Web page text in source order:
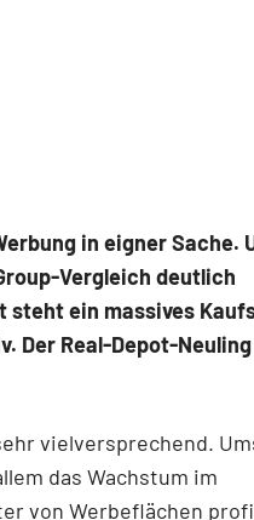
in eigner Sache.
Vergleich deutlich
ein massives
Der Real-Depot-
vielversprechend.
das Wachstum im
von Werbeflächen